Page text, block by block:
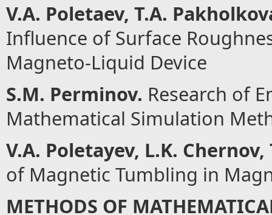
V.A. Poletaev, T.A.
Influence of Surface
Magneto-Liquid Device
S.M. Perminov. Research of
Mathematical Simulation
V.A. Poletayev, L.K. Chernov,
of Magnetic Tumbling in
METHODS OF